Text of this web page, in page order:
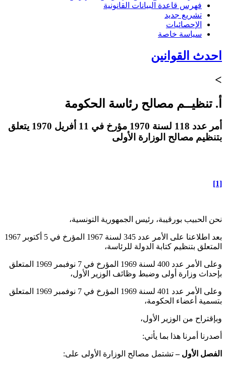
فهرس قاعدة البيانات القانونية
تشريع جديد
الإحصائيات
سياسة خاصة
احدث القوانين
>
أ. تنظيــم مصالح رئاسة الحكومة
أمر عدد 118 لسنة 1970 مؤرخ في 11 أفريل 1970 يتعلق
بتنظيم مصالح الوزارة الأولى
[1]
نحن الحبيب بورقيبة، رئيس الجمهورية التونسية،
بعد اطلاعنا على الأمر عدد 345 لسنة 1967 المؤرخ في 5 أكتوبر 1967
المتعلق بتنظيم كتابة الدولة للرئاسة،
وعلى الأمر عدد 400 لسنة 1969 المؤرخ في 7 نوفبمر 1969 المتعلق
بإحداث وزارة أولى وضبط وظائف الوزير الأول،
وعلى الأمر عدد 401 لسنة 1969 المؤرخ في 7 نوفمبر 1969 المتعلق
بتسمية أعضاء الحكومة،
وبإقتراح من الوزير الأول،
أصدرنا أمرنا هذا بما يأتي:
الفصل الأول –تشتمل مصالح الوزارة الأولى على: